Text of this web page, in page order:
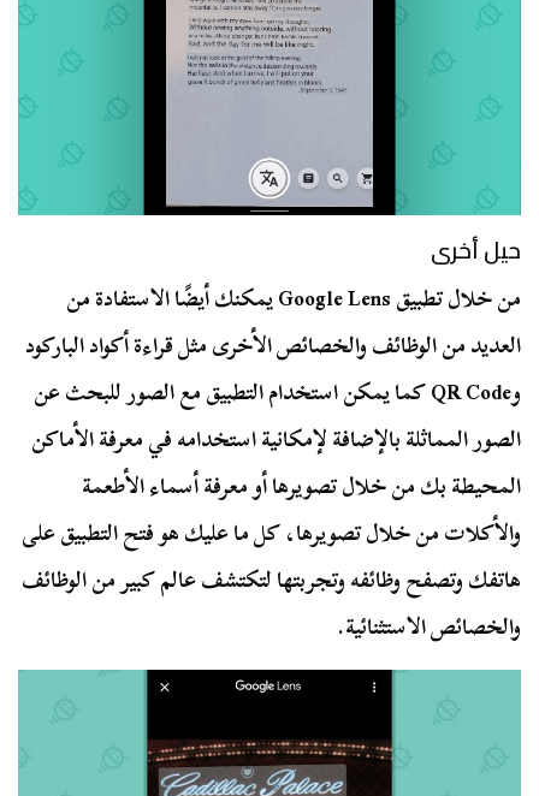
حيل أخرى
من خلال تطبيق Google Lens يمكنك أيضًا الاستفادة من
العديد من الوظائف والخصائص الأخرى مثل قراءة أكواد الباركود
وQR Code كما يمكن استخدام التطبيق مع الصور للبحث عن
الصور المماثلة بالإضافة لإمكانية استخدامه في معرفة الأماكن
المحيطة بك من خلال تصويرها أو معرفة أسماء الأطعمة
والأكلات من خلال تصويرها، كل ما عليك هو فتح التطبيق على
هاتفك وتصفح وظائفه وتجربتها لتكتشف عالم كبير من الوظائف
والخصائص الاستثنائية.